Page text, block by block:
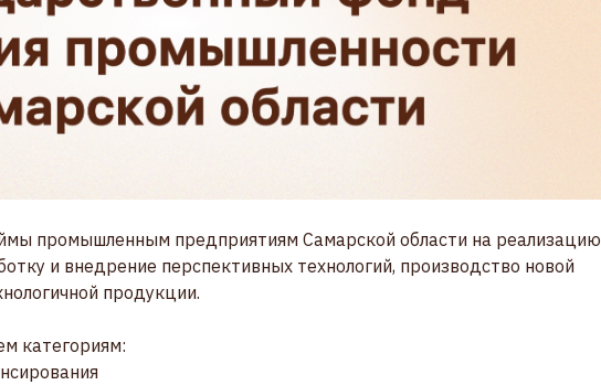
промышленным предприятиям Самарской области на реализацию
и внедрение перспективных технологий, производство новой
продукции.
категориям: